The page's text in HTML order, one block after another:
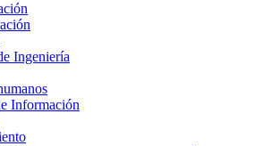
Ingeniería
Información